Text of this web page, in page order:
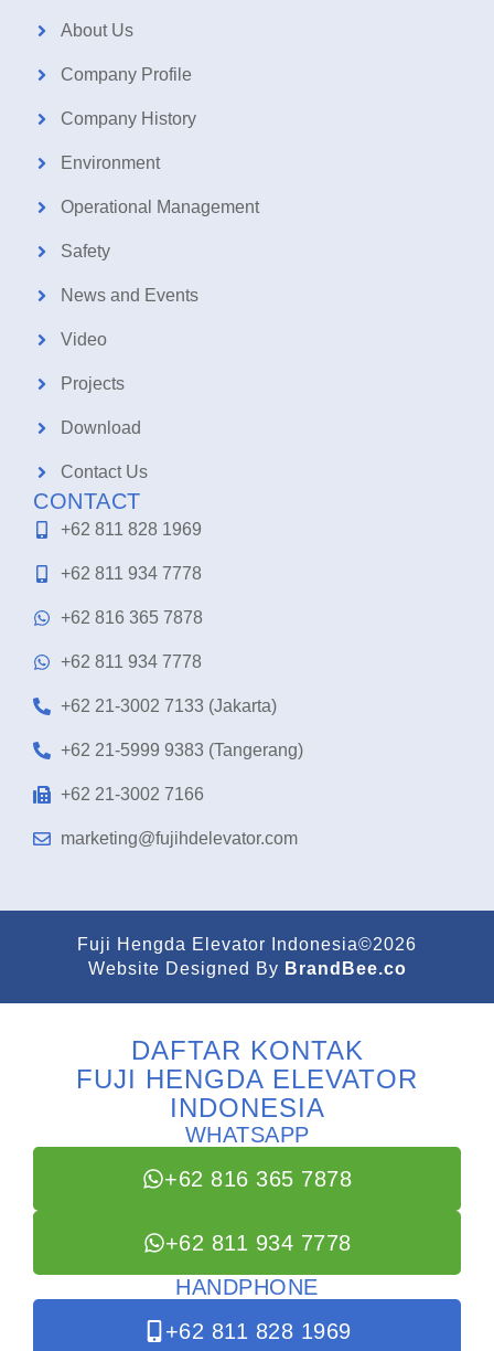
About Us
Company Profile
Company History
Environment
Operational Management
Safety
News and Events
Video
Projects
Download
Contact Us
CONTACT
+62 811 828 1969
+62 811 934 7778
+62 816 365 7878
+62 811 934 7778
+62 21-3002 7133 (Jakarta)
+62 21-5999 9383 (Tangerang)
+62 21-3002 7166
marketing@fujihdelevator.com
Fuji Hengda Elevator Indonesia©2026
Website Designed By BrandBee.co
DAFTAR KONTAK
FUJI HENGDA ELEVATOR
INDONESIA
WHATSAPP
+62 816 365 7878
+62 811 934 7778
HANDPHONE
+62 811 828 1969